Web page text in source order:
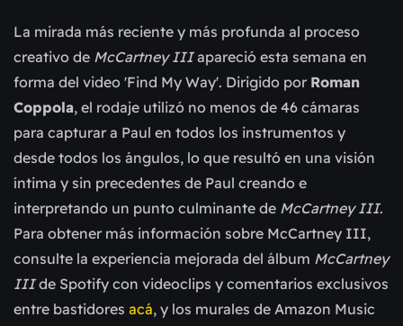
La mirada más reciente y más profunda al proceso
creativo de McCartney IIIapareció esta semana en
forma del video 'Find My Way'. Dirigido por Roman
Coppola, el rodaje utilizó no menos de 46 cámaras
para capturar a Paul en todos los instrumentos y
desde todos los ángulos, lo que resultó en una visión
íntima y sin precedentes de Paul creando e
interpretando un punto culminante de McCartney III.
Para obtener más información sobre McCartney III,
consulte la experiencia mejorada del álbum McCartney
IIIde Spotify con videoclips y comentarios exclusivos
entre bastidores acá, y los murales de Amazon Music